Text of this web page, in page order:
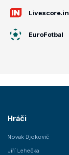
Livescore.in
EuroFotbal
Hráči
Novak Djokovič
Jiří Lehečka